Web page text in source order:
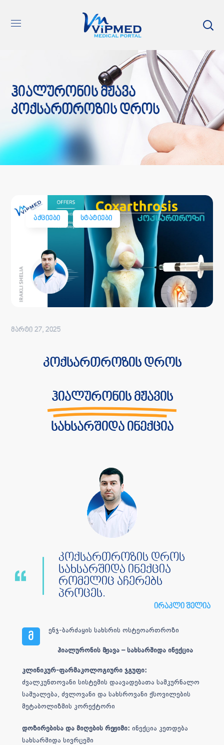
Ჰიალურონის Მჟავა
Კოქსართროზის Დროს
ᲐᲥᲪᲘᲔᲑᲘ ᲡᲢᲐᲢᲘᲔᲑᲘ
ᲛᲐᲠᲢᲘ 27, 2025
კოქსართროზის დროს
ჰიალურონის მჟავის
სახსარშიდა ინექცია
კოქსართროზის დროს
სახსარშიდა ინექცია
რომელიც აჩერებს
პროცეს.
ირაკლი შელია
მ ენჯ-ბარძაყის სახსრის ოსტეოართროზი
ჰიალურონის მჟავა – სახსარშიდა ინექცია
კლინიკურ-ფარმაკოლოგიური ჯგუფი:
ძვალკუნთოვანი სისტემის დაავადებათა სამკურნალო
საშუალება, ძვლოვანი და სახსროვანი ქსოვილების
მეტაბოლიზმის კორექტორი
დოზირებისა და მიღების რეჟიმი: ინექცია კეთდება
სახსარშიდა სივრცეში